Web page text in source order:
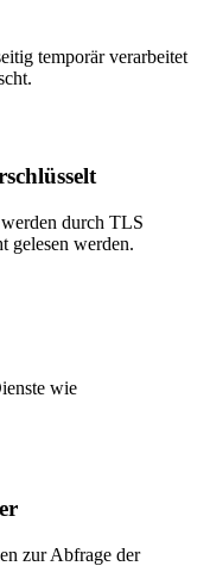
temporär verarbeitet
durch TLS
gelesen werden.
wie
zur Abfrage der